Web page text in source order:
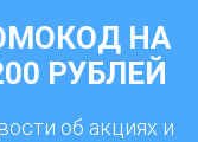
НА
РУБЛЕЙ
об акциях и